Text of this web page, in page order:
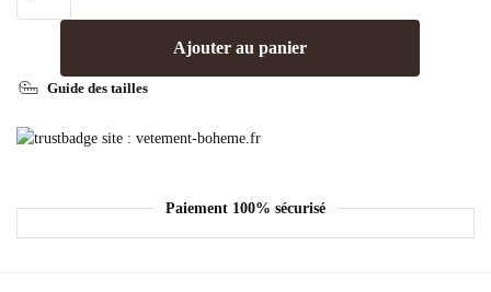
Ajouter au panier
Guide des tailles
Paiement 100% sécurisé